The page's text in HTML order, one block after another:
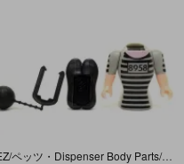
PEZ/ペッツ・Dispenser Body Parts/ディスペンサーボディパーツ 「Prisoner/プリズナー/囚人」